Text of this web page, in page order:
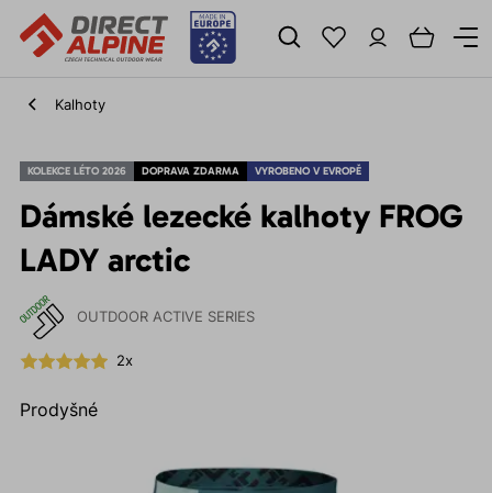
Kalhoty
KOLEKCE LÉTO 2026 DOPRAVA ZDARMA VYROBENO V EVROPĚ
Dámské lezecké kalhoty FROG
LADY arctic
OUTDOOR ACTIVE SERIES
2x
Prodyšné